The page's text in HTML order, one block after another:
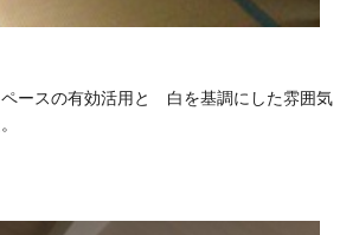
ースの有効活用と 白を基調にした雰囲気